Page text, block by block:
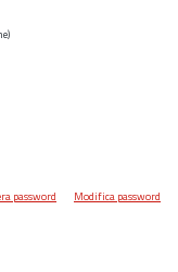
password Modifica password